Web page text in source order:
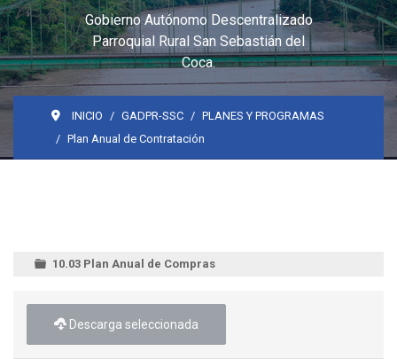
Gobierno Autónomo Descentralizado
Parroquial Rural San Sebastián del
Coca.
INICIO GADPR-SSC
PLANES Y PROGRAMAS
Plan Anual de Contratación
10.03 Plan Anual de Compras
Descarga seleccionada